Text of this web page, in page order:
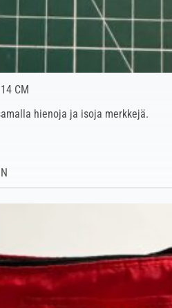
CM
hienoja ja isoja merkkejä.